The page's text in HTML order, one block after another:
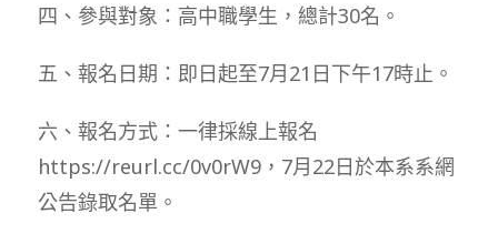
四、參與對象：高中職學生，總計30名。
五、報名日期：即日起至7月21日下午17時止。
六、報名方式：一律採線上報名
https://reurl.cc/0v0rW9，7月22日於本系系網
公告錄取名單。